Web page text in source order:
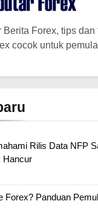
Berita Forex, tips
cocok untuk
Rilis Data NFP
Hancur
Forex? Panduan